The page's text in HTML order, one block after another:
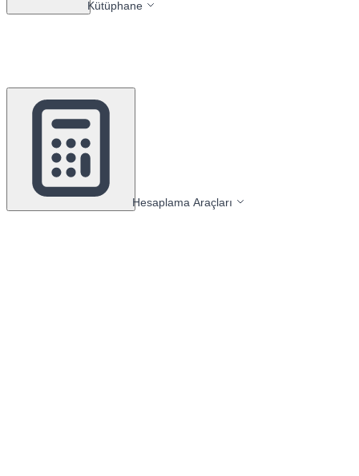
Kütüphane
Hesaplama Araçları